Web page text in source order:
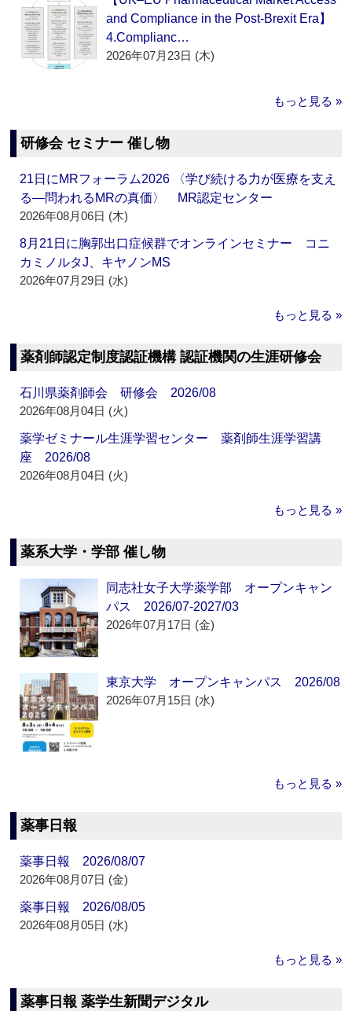
and Compliance in the Post-Brexit Era】
4.Complianc…
2026年07月23日 (木)
もっと見る »
研修会 セミナー 催し物
21日にMRフォーラム2026 〈学び続ける力が医療を支え
る―問われるMRの真価〉 MR認定センター
2026年08月06日 (木)
8月21日に胸郭出口症候群でオンラインセミナー コニ
カミノルタJ、キヤノンMS
2026年07月29日 (水)
もっと見る »
薬剤師認定制度認証機構 認証機関の生涯研修会
石川県薬剤師会 研修会 2026/08
2026年08月04日 (火)
薬学ゼミナール生涯学習センター 薬剤師生涯学習講
座 2026/08
2026年08月04日 (火)
もっと見る »
薬系大学・学部 催し物
同志社女子大学薬学部 オープンキャン
パス 2026/07-2027/03
2026年07月17日 (金)
東京大学 オープンキャンパス 2026/08
2026年07月15日 (水)
もっと見る »
薬事日報
薬事日報 2026/08/07
2026年08月07日 (金)
薬事日報 2026/08/05
2026年08月05日 (水)
もっと見る »
薬事日報 薬学生新聞デジタル